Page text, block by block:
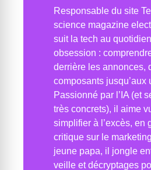
Responsable du site
science magazine
suit la tech au
obsession :
derrière les annonces,
composants jusqu’aux
Passionné par l’IA (et
très concrets), il aime
simplifier à l’excès, en
critique sur le
jeune papa, il jongle
veille et décryptages